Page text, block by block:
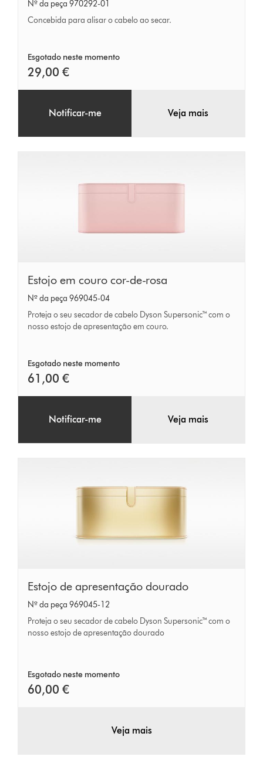
pela
(Fúcsia/metal)
Nº da peça 970292-01
Concebida para alisar o cabelo ao secar.
Esgotado neste momento
29,00 €
Notificar-me Veja mais
Estojo
em
couro
cor-
rosa
Estojo em couro cor-de-rosa
Nº da peça 969045-04
Proteja o seu secador de cabelo Dyson Supersonic™ com o
nosso estojo de apresentação em couro.
Esgotado neste momento
61,00 €
Notificar-me Veja mais
Estojo
de
apresentação
dourado
Estojo de apresentação dourado
Nº da peça 969045-12
Proteja o seu secador de cabelo Dyson Supersonic™ com o
nosso estojo de apresentação dourado
Esgotado neste momento
60,00 €
Veja mais